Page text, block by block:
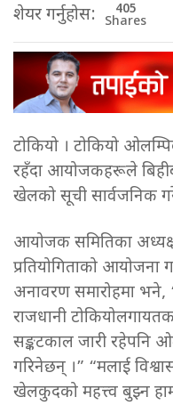
शेयर गर्नुहोस: 405
Shares
टोकियो । टोकियो
रहँदा आयोजकहरूले
खेलको सूची सार्वजनिक
आयोजक समितिका
प्रतियोगिताको आयोजना
अनावरण समारोहमा
राजधानी
सङ्कटकाल जारी
गरिनेछन् ।” “मलाई
खेलकुदको महत्त्व बुझ्न